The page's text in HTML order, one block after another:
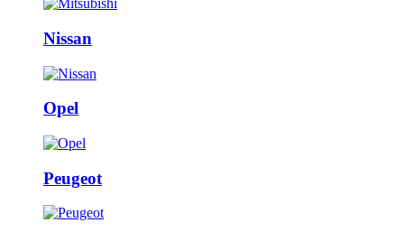
Nissan
Opel
Peugeot